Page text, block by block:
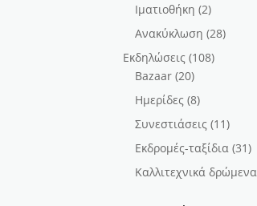
Ιματιοθήκη (2)
Ανακύκλωση (28)
Εκδηλώσεις (108)
Bazaar (20)
Ημερίδες (8)
Συνεστιάσεις (11)
Εκδρομές-ταξίδια (31)
Καλλιτεχνικά δρώμενα